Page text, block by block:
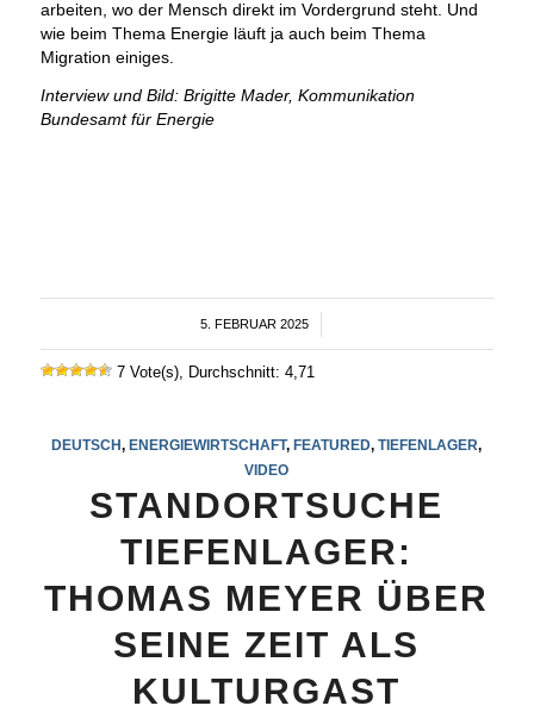
arbeiten, wo der Mensch direkt im Vordergrund steht. Und
wie beim Thema Energie läuft ja auch beim Thema
Migration einiges.
Interview und Bild: Brigitte Mader, Kommunikation
Bundesamt für Energie
5. FEBRUAR 2025
/
7 Vote(s), Durchschnitt: 4,71
DEUTSCH,ENERGIEWIRTSCHAFT,FEATURED,TIEFENLAGER,
VIDEO
STANDORTSUCHE
TIEFENLAGER:
THOMAS MEYER ÜBER
SEINE ZEIT ALS
KULTURGAST